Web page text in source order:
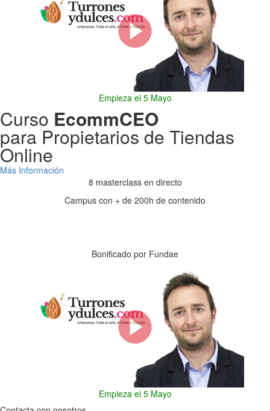
Empieza el 5 Mayo
Curso EcommCEO
para Propietarios de Tiendas
Online
Más Información
8 masterclass en directo
Campus con + de 200h de contenido
Bonificado por Fundae
Empieza el 5 Mayo